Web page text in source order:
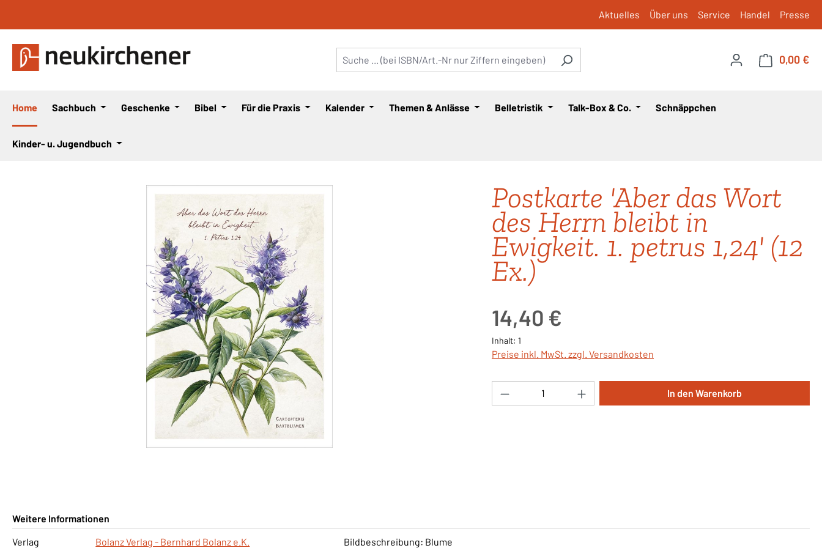
Aktuelles Über uns Service Handel Presse
0,00 €
Home Sachbuch Geschenke Bibel Für die Praxis Kalender Themen & Anlässe Belletristik Talk-Box & Co. Schnäppchen
Kinder- u. Jugendbuch
Postkarte 'Aber das Wort
des Herrn bleibt in
Ewigkeit. 1. petrus 1,24' (12
Ex.)
14,40 €
Inhalt: 1
Preise inkl. MwSt. zzgl. Versandkosten
Produkt Anzahl: Gib den gewünschten Wert ein
In den Warenkorb
Weitere Informationen
Verlag
Bolanz Verlag - Bernhard Bolanz e.K. Bildbeschreibung: Blume